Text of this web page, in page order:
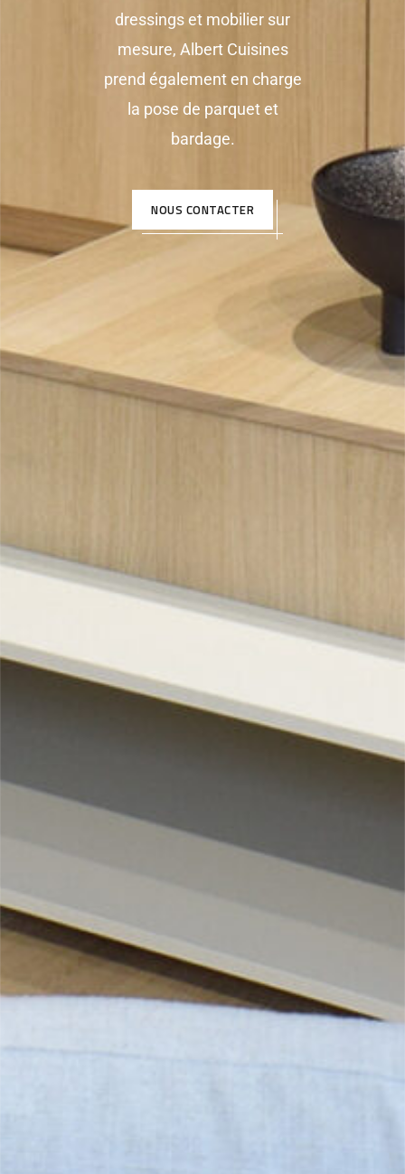
dressings et mobilier sur
mesure, Albert Cuisines
prend également en charge
la pose de parquet et
bardage.
NOUS CONTACTER